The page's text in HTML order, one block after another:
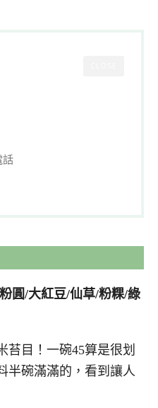
話
圓/大紅豆/仙草/粉粿/綠
苔目！一碗45算是很划
半碗滿滿的，看到讓人